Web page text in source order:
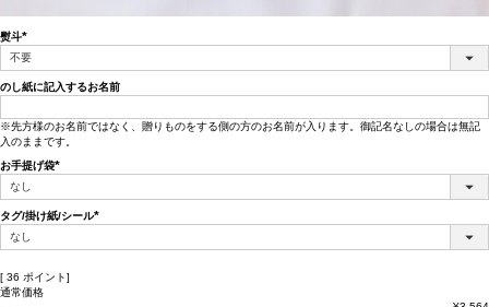
熨斗
(必
須)
のし紙に記入するお名前
※先方様のお名前ではなく、贈りものをする側の方のお名前が入ります。御記名なしの場合は無記
入のままです。
お手提げ袋
タグ/掛け紙/シール
[ 36 ポイント]
通常価格